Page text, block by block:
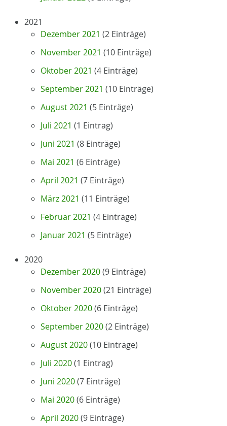
2021
Dezember 2021 (2 Einträge)
November 2021 (10 Einträge)
Oktober 2021 (4 Einträge)
September 2021 (10 Einträge)
August 2021 (5 Einträge)
Juli 2021 (1 Eintrag)
Juni 2021 (8 Einträge)
Mai 2021 (6 Einträge)
April 2021 (7 Einträge)
März 2021 (11 Einträge)
Februar 2021 (4 Einträge)
Januar 2021 (5 Einträge)
2020
Dezember 2020(9 Einträge)
November 2020(21 Einträge)
Oktober 2020(6 Einträge)
September 2020(2 Einträge)
August 2020(10 Einträge)
Juli 2020(1 Eintrag)
Juni 2020(7 Einträge)
Mai 2020(6 Einträge)
April 2020(9 Einträge)